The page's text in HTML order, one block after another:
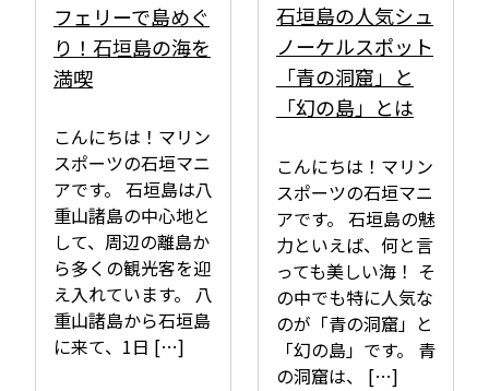
フェリーで島めぐ
り！石垣島の海を
満喫
こんにちは！マリン
スポーツの石垣マニ
アです。 石垣島は八
重山諸島の中心地と
して、周辺の離島か
ら多くの観光客を迎
え入れています。 八
重山諸島から石垣島
に来て、1日 […]
石垣島の人気シュ
ノーケルスポット
「青の洞窟」と
「幻の島」とは
こんにちは！マリン
スポーツの石垣マニ
アです。 石垣島の魅
力といえば、何と言
っても美しい海！ そ
の中でも特に人気な
のが「青の洞窟」と
「幻の島」です。 青
の洞窟は、 […]